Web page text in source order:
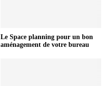
Le Space planning pour un bon
aménagement de votre bureau